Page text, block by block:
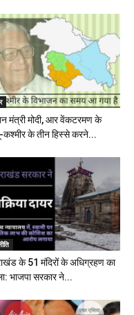
मंत्री मोदी, आर वेंकटरमण के
कश्मीर के तीन हिस्से करने...
के 51 मंदिरों के अधिग्रहण का
भाजपा सरकार ने...